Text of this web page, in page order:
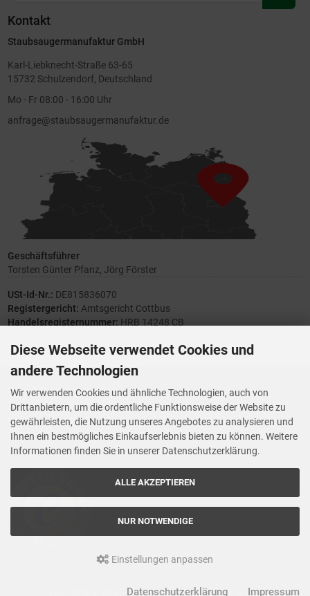
Kontakt
Staubsaugermanufaktur GmbH
Karl-Liebknecht-Straße 63-65
15732 Schulzendorf, Deutschland
Mo - Fr 08:00 - 16:00 Uhr
anfrage@staubsaugermanufaktur.de
Geschäftsführer
Torsten Günter Pfanz, Jörg Förster
USt-Id-Nr.: DE815836070
Registergericht: Amtsgericht Cottbus
Handelsregisternummer: HRB 14248 CB
Ihre Meinung zählt
Vorwerk Ersatzteile
Wenn Ihnen der Service der StaubsaugerManufaktur gefallen hat,
bewerten Sie uns bitte bei Trustedshops.de
Copyright © 2026, Staubsaugermanufaktur GmbH
Diese Webseite verwendet Cookies und
andere Technologien
Wir verwenden Cookies und ähnliche Technologien, auch von
Drittanbietern, um die ordentliche Funktionsweise der Website zu
gewährleisten, die Nutzung unseres Angebotes zu analysieren und
Ihnen ein bestmögliches Einkaufserlebnis bieten zu können. Weitere
Informationen finden Sie in unserer Datenschutzerklärung.
ALLE AKZEPTIEREN
NUR NOTWENDIGE
Einstellungen anpassen
Datenschutzerklärung Impressum